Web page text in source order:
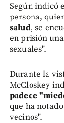
Según indicó
persona,
salud, se
en prisión
sexuales".
Durante la
McCloskey
padece
que ha
vecinos".